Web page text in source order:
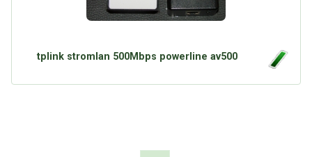
tplink stromlan 500Mbps powerline av500